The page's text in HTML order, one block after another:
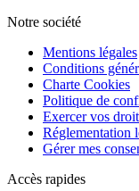
Notre société
Mentions légales
Conditions
Charte Cookies
Politique de
Exercer vos
Réglementation
Gérer mes
Accès rapides